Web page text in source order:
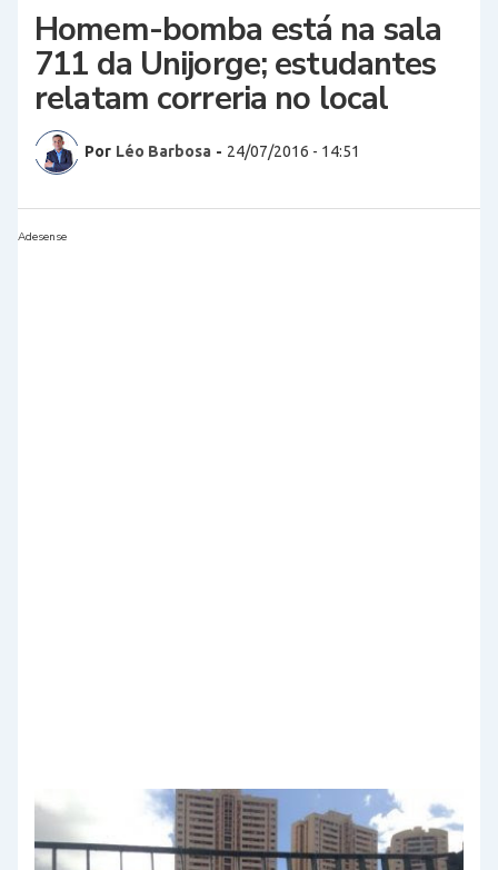
Homem-bomba está na sala
711 da Unijorge; estudantes
relatam correria no local
Por Léo Barbosa - 24/07/2016 - 14:51
Adesense